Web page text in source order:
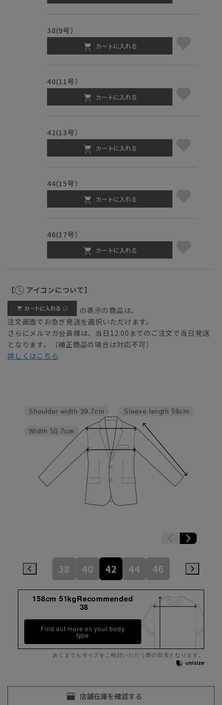
38(9号）
カートに入れる
40(11号）
カートに入れる
42(13号）
カートに入れる
44(15号）
カートに入れる
46(17号）
カートに入れる
【 アイコンについて】
の表示の商品は、
注文画面でお急ぎ発送を選択いただけます。
さらにメルマガ会員様は、当日12:00までのご注文で当日発送
となります。（補正商品の場合は対応不可）
詳しくはこちら
Sleeve length 59cm
Width 50.7cm
Shoulder width 39.7cm
38 40 42 44 46
158cm 51kgRecommended
38
Find out more on your body
type
あくまでもサイズをご検討いただく際の目安となります。